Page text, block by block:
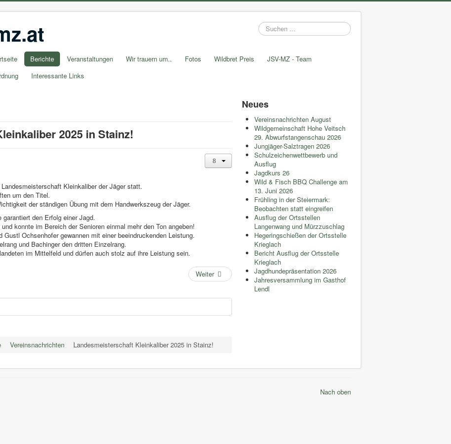
Suchen
...
Berichte Veranstaltungen Wir trauern um.. Fotos Wildbret Preis
JSV-MZ - Team
Interessante Links
2025 in Stainz!
Kleinkaliber der Jäger statt.
um den Titel.
der ständigen Übung mit dem Handwerkszeug der Jäger.
garantiert den Erfolg einer Jagd.
konnte im Bereich der Senioren einmal mehr den Ton angeben!
Ochsenhofer gewannen mit einer beeindruckenden Leistung.
und Bachinger den dritten Einzelrang.
im Mittelfeld und dürfen auch stolz auf ihre Leistung sein.
Weiter
Vereinsnachrichten Landesmeisterschaft Kleinkaliber 2025 in Stainz!
Neues
Vereinsnachrichten August
Wildgemeinschaft Hohe Veitsch
29. Abwurfstangenschau 2026
Jungjäger-Salztragen 2026
Schulzeichenwettbewerb und
Ausflug
Jagdkurs 26
Wild & Fisch BBQ Challenge am
13. Juni 2026
Frühling in der Steiermark:
Beobachten statt eingreifen
Ausflug der Ortsstellen
Langenwang und Mürzzuschlag
Hegeringschießen der Ortsstelle
Krieglach
Bericht Ausflug der Ortsstelle
Krieglach
Jagdhundepräsentation 2026
Jahresversammlung im Gasthof
Lendl
Nach oben